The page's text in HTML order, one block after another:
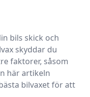
bils skick och
skyddar du
faktorer, såsom
här artikeln
bilvaxet för att